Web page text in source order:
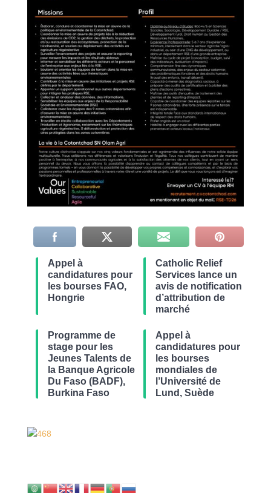
Appel à
candidatures pour
les bourses FAO,
Hongrie
Catholic Relief
Services lance un
avis de notification
d’attribution de
marché
Programme de
stage pour les
Jeunes Talents de
la Banque Agricole
Du Faso (BADF),
Burkina Faso
Appel à
candidatures pour
les bourses
mondiales de
l’Université de
Lund, Suède